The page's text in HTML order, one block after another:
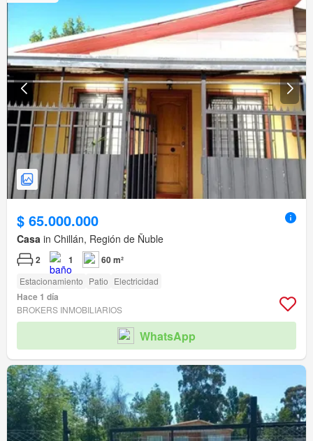
$ 65.000.000
Casa in Chillán, Región de Ñuble
2 1 60 m²
Estacionamiento Patio Electricidad
Hace 1 día
BROKERS INMOBILIARIOS
WhatsApp